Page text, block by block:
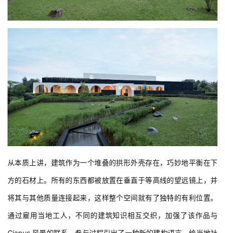
从本质上讲，建筑作为一个堆叠的拱形外壳存在，巧妙地平衡在下
方的石材上。所有的东西都被放置在垂直于等高线的望远镜上，并
将其与其他质量连接起来，这样整个空间就有了独特的有利位置。
通过雇用当地工人，不同的建筑知识相互交织，加强了该作品与